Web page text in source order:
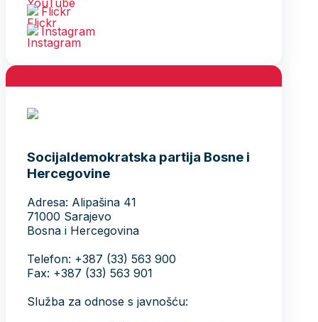
Flickr
Instagram
Socijaldemokratska partija Bosne i
Hercegovine
Adresa: Alipašina 41
71000 Sarajevo
Bosna i Hercegovina
Telefon: +387 (33) 563 900
Fax: +387 (33) 563 901
Služba za odnose s javnošću: